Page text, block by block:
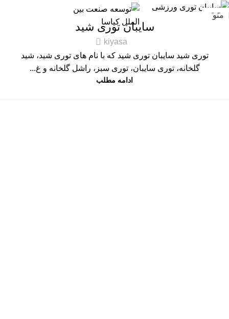
منو
03 صنعت ساختمان,تفریحی-ورزشی
سایبان توری شید
kiyasa
0
توری شید سایبان توری شید که با نام های توری شید، شید
گلخانه، توری سایبان، توری سبز، راشل گلخانه و غ...
ادامه مطلب